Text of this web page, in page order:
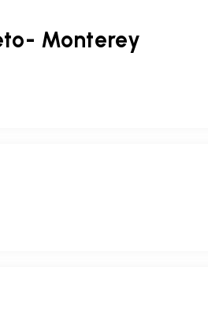
Monterey